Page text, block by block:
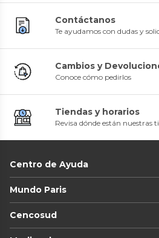
Contáctanos
Te ayudamos con dudas y
Cambios y
Conoce cómo pedirlos
Tiendas y horarios
Revisa dónde están nuestras
Centro de Ayuda
Mundo Paris
Cencosud